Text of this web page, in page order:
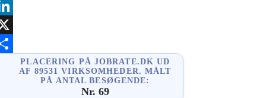
PLACERING PÅ JOBRATE.DK UD
AF 89531 VIRKSOMHEDER. MÅLT
PÅ ANTAL BESØGENDE:
Nr. 69